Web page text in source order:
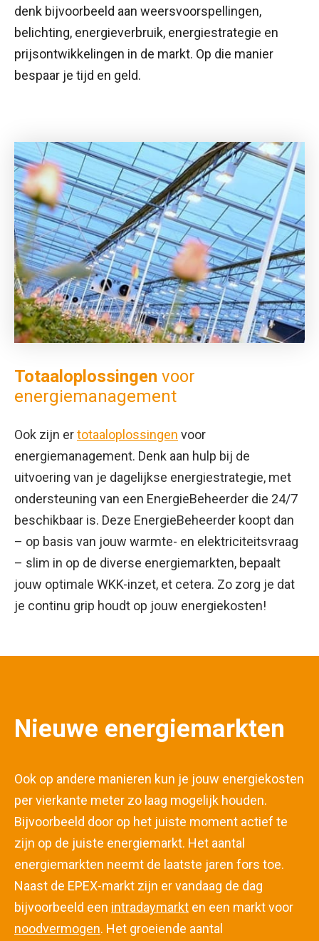
denk bijvoorbeeld aan weersvoorspellingen,
belichting, energieverbruik, energiestrategie en
prijsontwikkelingen in de markt. Op die manier
bespaar je tijd en geld.
Totaaloplossingen voor
energiemanagement
Ook zijn ertotaaloplossingen voor
energiemanagement. Denk aan hulp bij de
uitvoering van je dagelijkse energiestrategie, met
ondersteuning van een EnergieBeheerder die 24/7
beschikbaar is. Deze EnergieBeheerder koopt dan
– op basis van jouw warmte- en elektriciteitsvraag
– slim in op de diverse energiemarkten, bepaalt
jouw optimale WKK-inzet, et cetera. Zo zorg je dat
je continu grip houdt op jouw energiekosten!
Nieuwe energiemarkten
Ook op andere manieren kun je jouw energiekosten
per vierkante meter zo laag mogelijk houden.
Bijvoorbeeld door op het juiste moment actief te
zijn op de juiste energiemarkt. Het aantal
energiemarkten neemt de laatste jaren fors toe.
Naast de EPEX-markt zijn er vandaag de dag
bijvoorbeeld een intradaymarkt en een markt voor
noodvermogen. Het groeiende aantal